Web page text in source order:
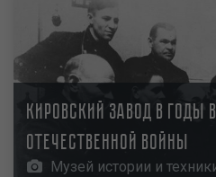
Кировский завод в годы
Отечественной войны
Музей истории и